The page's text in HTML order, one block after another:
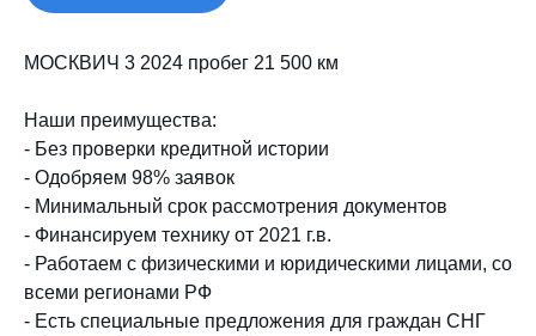
МОСКВИЧ 3 2024 пробег 21 500 км
Наши преимущества:
- Без проверки кредитной истории
- Одобряем 98% заявок
- Минимальный срок рассмотрения документов
- Финансируем технику от 2021 г.в.
- Работаем с физическими и юридическими лицами, со
всеми регионами РФ
- Есть специальные предложения для граждан СНГ